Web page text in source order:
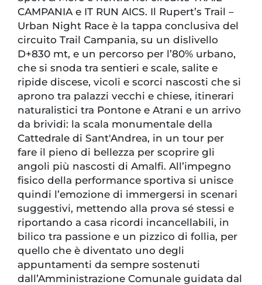
CAMPANIA e IT RUN AICS. Il Rupert’s Trail –
Urban Night Race è la tappa conclusiva del
circuito Trail Campania, su un dislivello
D+830 mt, e un percorso per l’80% urbano,
che si snoda tra sentieri e scale, salite e
ripide discese, vicoli e scorci nascosti che si
aprono tra palazzi vecchi e chiese, itinerari
naturalistici tra Pontone e Atrani e un arrivo
da brividi: la scala monumentale della
Cattedrale di Sant'Andrea, in un tour per
fare il pieno di bellezza per scoprire gli
angoli più nascosti di Amalfi. All’impegno
fisico della performance sportiva si unisce
quindi l’emozione di immergersi in scenari
suggestivi, mettendo alla prova sé stessi e
riportando a casa ricordi incancellabili, in
bilico tra passione e un pizzico di follia, per
quello che è diventato uno degli
appuntamenti da sempre sostenuti
dall’Amministrazione Comunale guidata dal